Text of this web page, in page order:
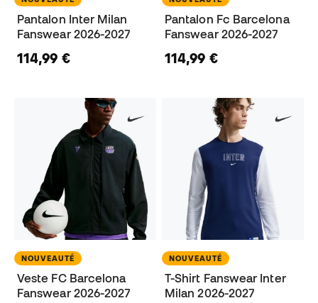
Pantalon Inter Milan
Fanswear 2026-2027
114,99 €
Pantalon Fc Barcelona
Fanswear 2026-2027
114,99 €
NOUVEAUTÉ
Veste FC Barcelona
Fanswear 2026-2027
NOUVEAUTÉ
T-Shirt Fanswear Inter
Milan 2026-2027